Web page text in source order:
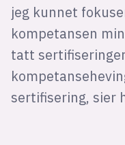
jeg kunnet
kompetansen
tatt
sertifisering, sier